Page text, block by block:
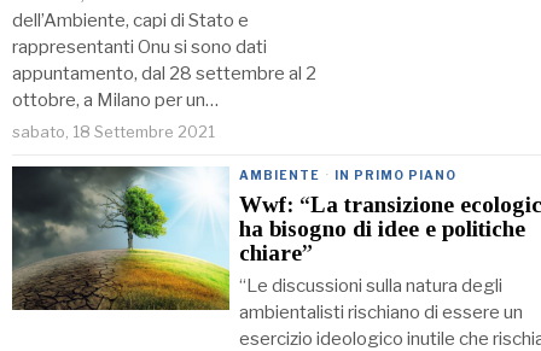
dell’Ambiente, capi di Stato e
rappresentanti Onu si sono dati
appuntamento, dal 28 settembre al 2
ottobre, a Milano per un…
sabato, 18 Settembre 2021
AMBIENTE · IN PRIMO PIANO
Wwf: “La transizione
ha bisogno di idee e politiche
chiare”
“Le discussioni sulla natura degli
ambientalisti rischiano di essere un
esercizio ideologico inutile che